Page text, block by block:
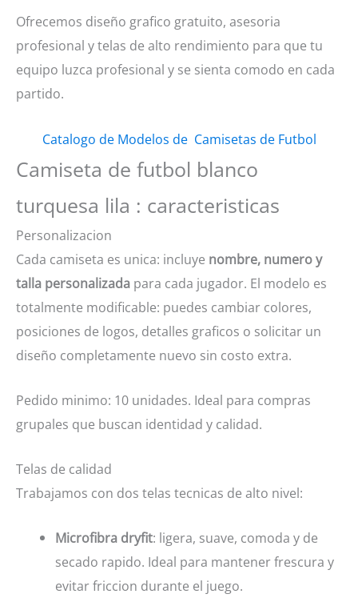
Ofrecemos diseño grafico gratuito, asesoria
profesional y telas de alto rendimiento para que tu
equipo luzca profesional y se sienta comodo en cada
partido.
Catalogo de Modelos de Camisetas de Futbol
Camiseta de futbol blanco
turquesa lila : caracteristicas
Personalizacion
Cada camiseta es unica: incluye nombre, numero y
talla personalizada para cada jugador. El modelo es
totalmente modificable: puedes cambiar colores,
posiciones de logos, detalles graficos o solicitar un
diseño completamente nuevo sin costo extra.
Pedido minimo: 10 unidades. Ideal para compras
grupales que buscan identidad y calidad.
Telas de calidad
Trabajamos con dos telas tecnicas de alto nivel:
Microfibra dryfit: ligera, suave, comoda y de
secado rapido. Ideal para mantener frescura y
evitar friccion durante el juego.